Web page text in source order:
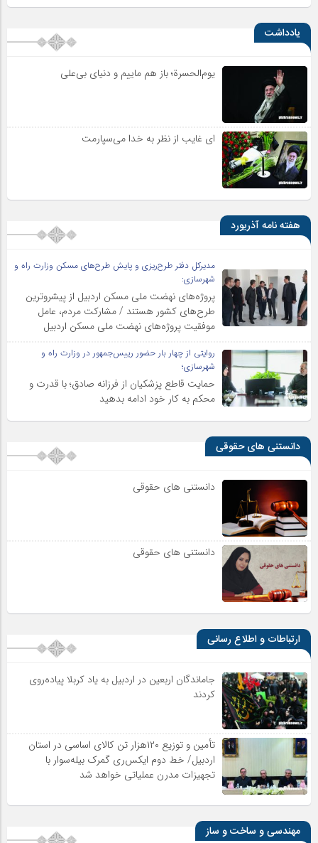
یادداشت
یوم‌الحسرة؛ باز هم ماییم و دنیای بی‌علی
ای غایب از نظر به خدا می‌سپارمت
هفته نامه آذریورد
مدیرکل دفتر طرح‌ریزی و پایش طرح‌های مسکن وزارت راه و
شهرسازی:
پروژه‌های نهضت ملی مسکن اردبیل از پیشروترین
طرح‌های کشور هستند / مشارکت مردم، عامل
موفقیت پروژه‌های نهضت ملی مسکن اردبیل
روایتی از چهار بار حضور رییس‌جمهور در وزارت راه و
شهرسازی؛
حمایت قاطع پزشکیان از فرزانه صادق؛ با قدرت و
محکم به کار خود ادامه بدهید
دانستنی های حقوقی
دانستنی های حقوقی
دانستنی های حقوقی
ارتباطات و اطلاع رسانی
جاماندگان اربعین در اردبیل به یاد کربلا پیاده‌روی
کردند
تأمین و توزیع ۱۲۰هزار تن کالای اساسی در استان
اردبیل/ خط دوم ایکس‌ری گمرک بیله‌سوار با
تجهیزات مدرن عملیاتی خواهد شد
مهندسی و ساخت و ساز